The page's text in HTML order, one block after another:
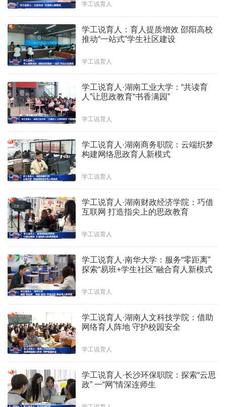
学工说育人
学工说育人：育人提质增效 邵阳高校
推动“一站式”学生社区建设
学工说育人
学工说育人·湖南工业大学：“共读育
人”让思政教育“书香满园”
学工说育人
学工说育人·湖南商务职院：云端织梦
构建网络思政育人新模式
学工说育人
学工说育人·湖南财政经济学院：巧借
互联网 打造指尖上的思政教育
学工说育人
学工说育人·南华大学：服务“零距离”
探索“易班+学生社区”融合育人新模式
学工说育人
学工说育人·湖南人文科技学院：借助
网络育人阵地 守护校园安全
学工说育人
学工说育人·长沙环保职院：探索“云思
政” 一“网”情深连师生